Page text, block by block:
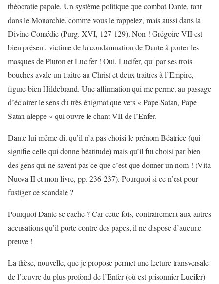
théocratie papale. Un système politique que combat Dante, tant
dans le Monarchie, comme vous le rappelez, mais aussi dans la
Divine Comédie (Purg. XVI, 127-129). Non ! Grégoire VII est
bien présent, victime de la condamnation de Dante à porter les
masques de Pluton et Lucifer ! Oui, Lucifer, qui par ses trois
bouches avale un traitre au Christ et deux traitres à l’Empire,
figure bien Hildebrand. Une affirmation qui me permet au passage
d’éclairer le sens du très énigmatique vers « Pape Satan, Pape
Satan aleppe » qui ouvre le chant VII de l’Enfer.
Dante lui-même dit qu’il n’a pas choisi le prénom Béatrice (qui
signifie celle qui donne béatitude) mais qu’il fut choisi par bien
des gens qui ne savent pas ce que c’est que donner un nom ! (Vita
Nuova II et mon livre, pp. 236-237). Pourquoi si ce n’est pour
fustiger ce scandale ?
Pourquoi Dante se cache ? Car cette fois, contrairement aux autres
accusations qu’il porte contre des papes, il ne dispose d’aucune
preuve !
La thèse, nouvelle, que je propose permet une lecture transversale
de l’œuvre du plus profond de l’Enfer (où est prisonnier Lucifer)